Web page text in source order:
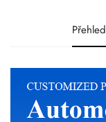
Přehled